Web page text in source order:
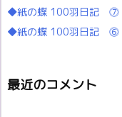
◆紙の蝶 100羽日記 ⓻
◆紙の蝶 100羽日記 ⓺
最近のコメント